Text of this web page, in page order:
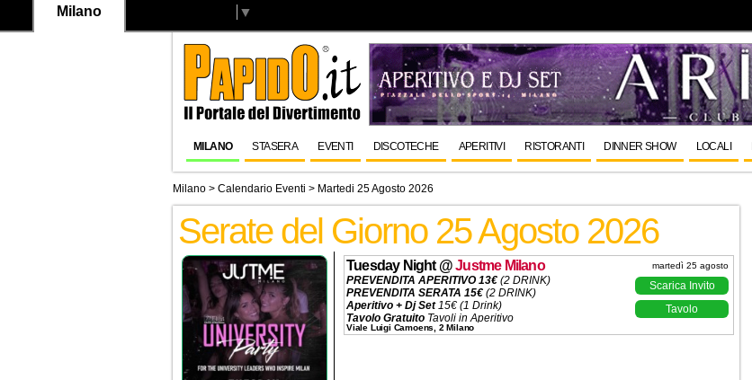
Milano ▼
MILANO STASERA EVENTI DISCOTECHE APERITIVI RISTORANTI DINNER SHOW LOCALI
Milano > Calendario Eventi > Martedi 25 Agosto 2026
Serate del Giorno 25 Agosto 2026
martedì 25 agosto
Tuesday Night@Justme Milano
PREVENDITA APERITIVO 13€ (2 DRINK)
PREVENDITA SERATA 15€ (2 DRINK)
Aperitivo + Dj Set15€ (1 Drink)
Tavolo Gratuito Tavoli in Aperitivo
Cena + Dj SetMenù alla Carta
Scarica Invito
Tavolo
Viale Luigi Camoens, 2 Milano
<
Calendario Eventi
Ottobre 2026
Lun Mar Ven Sab
Dom
3